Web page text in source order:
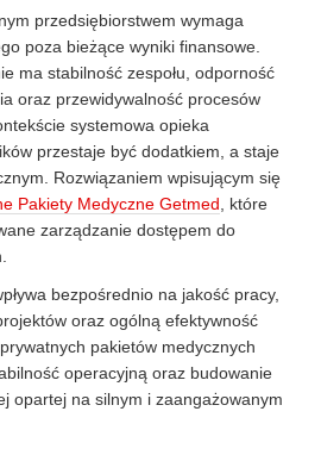
przedsiębiorstwem wymaga
poza bieżące wyniki finansowe.
ma stabilność zespołu, odporność
oraz przewidywalność procesów
systemowa opieka
przestaje być dodatkiem, a staje
Rozwiązaniem wpisującym się
Pakiety Medyczne Getmed , które
zarządzanie dostępem do
bezpośrednio na jakość pracy,
oraz ogólną efektywność
pakietów medycznych
operacyjną oraz budowanie
opartej na silnym i zaangażowanym